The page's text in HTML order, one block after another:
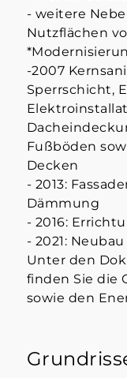
- weitere
Nutzflächen
-2007
Sperrschicht,
Fußböden
Decken
- 2013:
Dämmung
- 2016:
- 2021:
Unter den
finden Sie die
sowie den